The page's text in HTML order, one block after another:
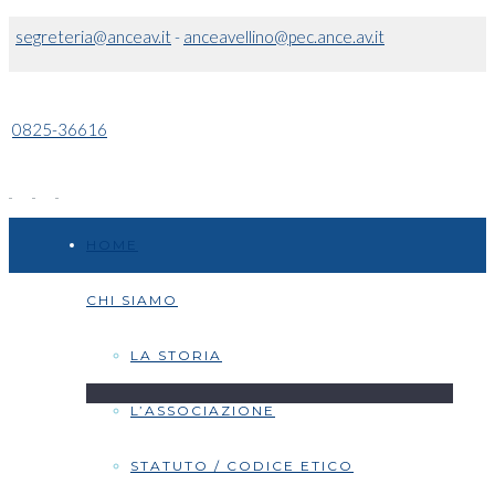
segreteria@anceav.it- anceavellino@pec.ance.av.it
0825-36616
CHI SIAMO
LA STORIA
L’ASSOCIAZIONE
STATUTO / CODICE ETICO